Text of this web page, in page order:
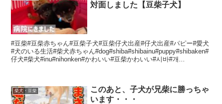
対面しました【豆柴子犬】
#豆柴#豆柴赤ちゃん#豆柴子犬#豆柴仔犬出産#仔犬出産#パピー#愛犬
#犬のいる生活#柴犬赤ちゃん#dog#shiba#shibainu#puppy#shibaken#
仔犬#柴犬#inu#nihonken#かわいい#豆柴かわいい#시바#개...
柴犬・豆柴
このあと、子犬が兄柴に勝っちゃ
います・・・